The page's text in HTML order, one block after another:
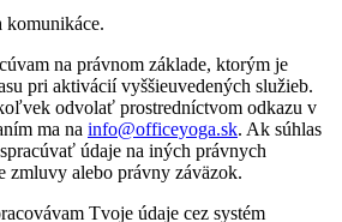
komunikáce.
na právnom základe, ktorým je
pri aktivácií vyššieuvedených služieb.
odvolať prostredníctvom odkazu v
ma na info@officeyoga.sk. Ak súhlas
údaje na iných právnych
zmluvy alebo právny záväzok.
Tvoje údaje cez systém